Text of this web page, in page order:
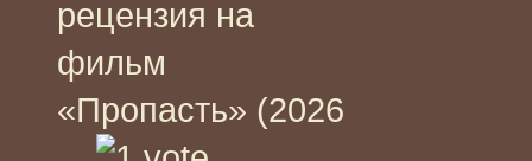
рецензия на
фильм
«Пропасть» (2026